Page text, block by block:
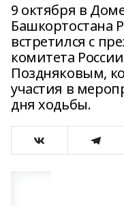
9 октября в
Башкортостана
встретился с
комитета
Поздняковым,
участия в
дня ходьбы.